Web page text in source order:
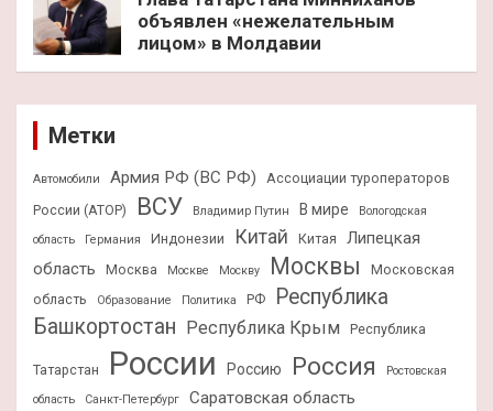
объявлен «нежелательным
лицом» в Молдавии
Метки
Автомобили Армия РФ (ВС РФ)
Ассоциации туроператоров
России (АТОР)
ВСУ Владимир Путин В мире
Вологодская
область
Германия Индонезии Китай Китая
Липецкая
область
Москва Москве Москву Москвы
Московская
область
Образование Политика РФ
Республика
Башкортостан
Республика Крым Республика
Татарстан России Россию Россия
Ростовская
область
Санкт-Петербург Саратовская область